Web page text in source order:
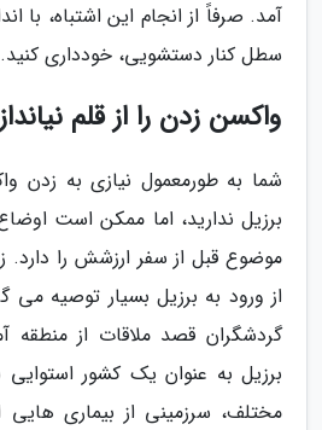
آمد. صرفاً از انجام این اشتباه، با
سطل کنار دستشویی، خودداری کنید.
واکسن زدن را از قلم
شما به طورمعمول نیازی به زدن
برزیل ندارید، اما ممکن است اوضاع
موضوع قبل از سفر ارزشش را
از ورود به برزیل بسیار توصیه
گردشگران قصد ملاقات از منطقه
برزیل به عنوان یک کشور
مختلف، سرزمینی از بیماری